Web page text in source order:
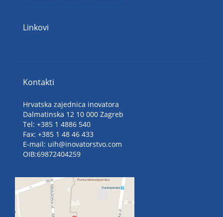
Linkovi
Kontakti
Hrvatska zajednica inovatora
Dalmatinska 12 10 000 Zagreb
Tel: +385 1 4886 540
Fax: +385 1 48 46 433
E-mail: uih@inovatorstvo.com
OIB:69872404259